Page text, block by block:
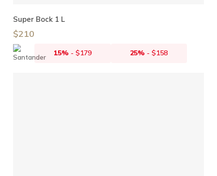
Super Bock 1 L
$210
15% - $179 25% -$158